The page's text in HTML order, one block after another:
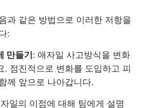
과 같은 방법으로 이러한 저항을
:
만들기: 애자일 사고방식을 변화
. 점진적으로 변화를 도입하고 피
께 앞으로 나아갑니다.
일의 이점에 대해 팀에게 설명